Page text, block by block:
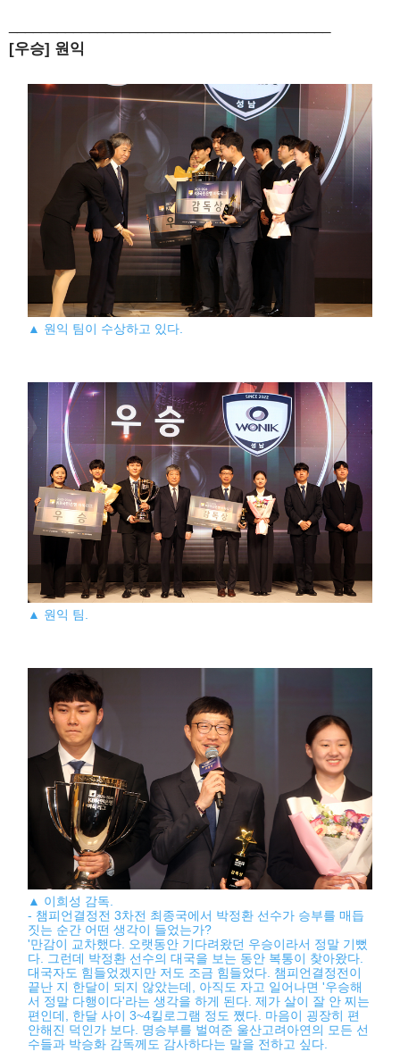
[우승] 원익
▲ 원익 팀이 수상하고 있다.
▲ 원익 팀.
▲ 이희성 감독.
- 챔피언결정전 3차전 최종국에서 박정환 선수가 승부를 매듭
짓는 순간 어떤 생각이 들었는가?
'만감이 교차했다. 오랫동안 기다려왔던 우승이라서 정말 기뻤
다. 그런데 박정환 선수의 대국을 보는 동안 복통이 찾아왔다.
대국자도 힘들었겠지만 저도 조금 힘들었다. 챔피언결정전이
끝난 지 한달이 되지 않았는데, 아직도 자고 일어나면 '우승해
서 정말 다행이다'라는 생각을 하게 된다. 제가 살이 잘 안 찌는
편인데, 한달 사이 3~4킬로그램 정도 쪘다. 마음이 굉장히 편
안해진 덕인가 보다. 명승부를 벌여준 울산고려아연의 모든 선
수들과 박승화 감독께도 감사하다는 말을 전하고 싶다.